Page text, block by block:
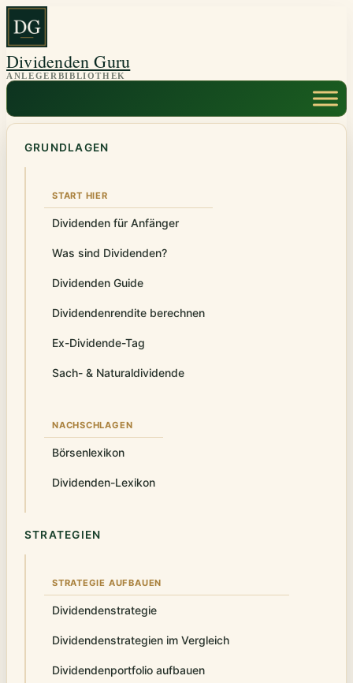
Zum
Inhalt
springen
Dividenden Guru
GRUNDLAGEN
START HIER
Dividenden für Anfänger
Was sind Dividenden?
Dividenden Guide
Dividendenrendite berechnen
Ex-Dividende-Tag
Sach- & Naturaldividende
NACHSCHLAGEN
Börsenlexikon
Dividenden-Lexikon
STRATEGIEN
STRATEGIE AUFBAUEN
Dividendenstrategie
Dividendenstrategien im Vergleich
Dividendenportfolio aufbauen